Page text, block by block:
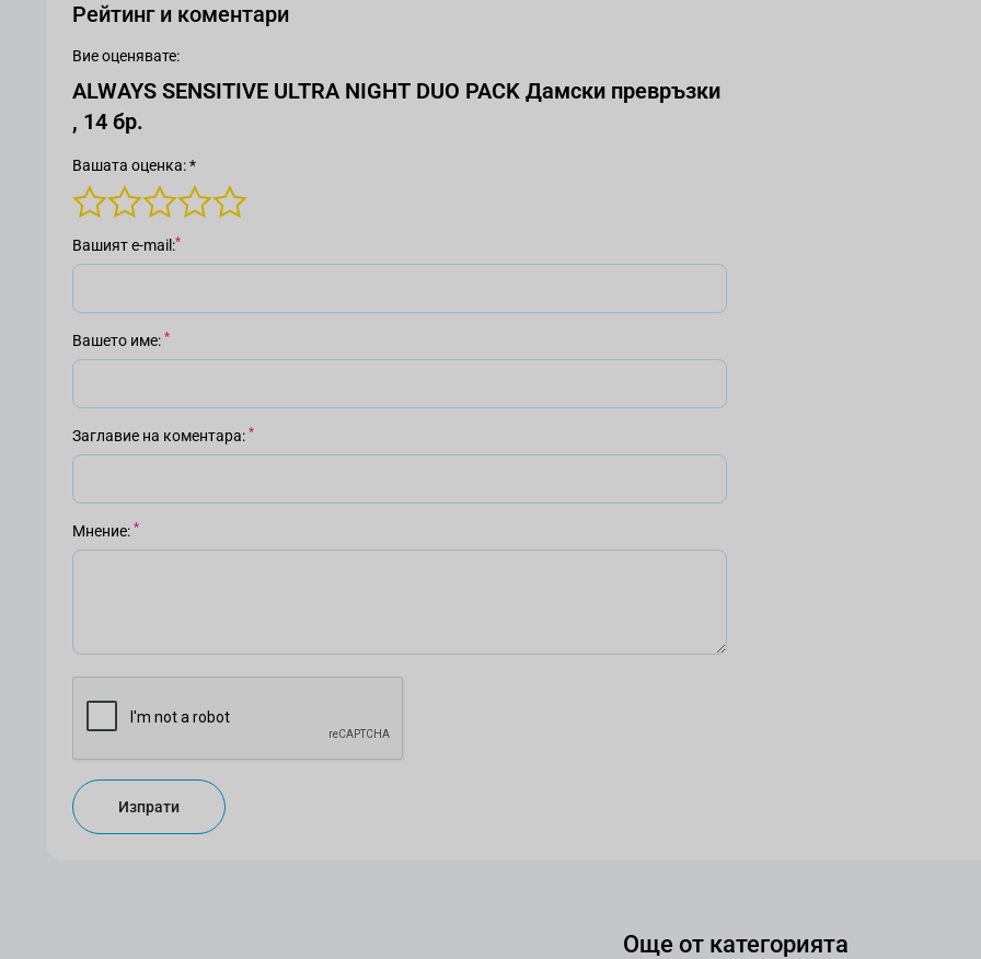
Рейтинг и коментари
Вие оценявате:
ALWAYS SENSITIVE ULTRA NIGHT DUO PACK Дамски превръзки
, 14 бр.
Вашата оценка: *
Вашият е-mail
Вашето име
Заглавие на коментара
Мнение
Изпрати
Още от категорията